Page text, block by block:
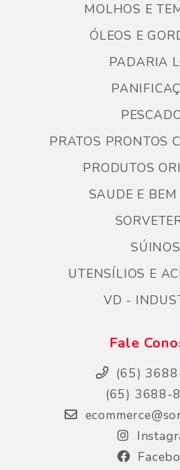
MOLHOS E
ÓLEOS E
PADARIA
PRATOS PRONTOS
PRODUTOS
SAUDE E BEM
SÚINOS
UTENSÍLIOS E
VD -
Fale
(65)
(65) 3688-